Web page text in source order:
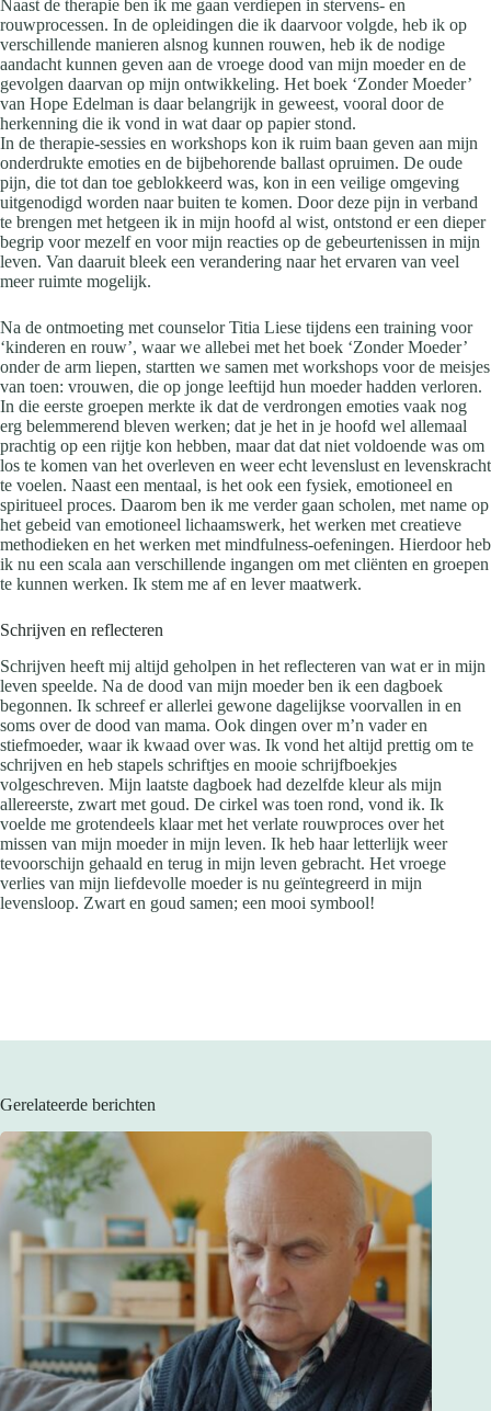
Naast de therapie ben ik me gaan verdiepen in stervens- en
rouwprocessen. In de opleidingen die ik daarvoor volgde, heb ik op
verschillende manieren alsnog kunnen rouwen, heb ik de nodige
aandacht kunnen geven aan de vroege dood van mijn moeder en de
gevolgen daarvan op mijn ontwikkeling. Het boek ‘Zonder Moeder’
van Hope Edelman is daar belangrijk in geweest, vooral door de
herkenning die ik vond in wat daar op papier stond.
In de therapie-sessies en workshops kon ik ruim baan geven aan mijn
onderdrukte emoties en de bijbehorende ballast opruimen. De oude
pijn, die tot dan toe geblokkeerd was, kon in een veilige omgeving
uitgenodigd worden naar buiten te komen. Door deze pijn in verband
te brengen met hetgeen ik in mijn hoofd al wist, ontstond er een dieper
begrip voor mezelf en voor mijn reacties op de gebeurtenissen in mijn
leven. Van daaruit bleek een verandering naar het ervaren van veel
meer ruimte mogelijk.
Na de ontmoeting met counselor Titia Liese tijdens een training voor
‘kinderen en rouw’, waar we allebei met het boek ‘Zonder Moeder’
onder de arm liepen, startten we samen met workshops voor de meisjes
van toen: vrouwen, die op jonge leeftijd hun moeder hadden verloren.
In die eerste groepen merkte ik dat de verdrongen emoties vaak nog
erg belemmerend bleven werken; dat je het in je hoofd wel allemaal
prachtig op een rijtje kon hebben, maar dat dat niet voldoende was om
los te komen van het overleven en weer echt levenslust en levenskracht
te voelen. Naast een mentaal, is het ook een fysiek, emotioneel en
spiritueel proces. Daarom ben ik me verder gaan scholen, met name op
het gebeid van emotioneel lichaamswerk, het werken met creatieve
methodieken en het werken met mindfulness-oefeningen. Hierdoor heb
ik nu een scala aan verschillende ingangen om met cliënten en groepen
te kunnen werken. Ik stem me af en lever maatwerk.
Schrijven en reflecteren
Schrijven heeft mij altijd geholpen in het reflecteren van wat er in mijn
leven speelde. Na de dood van mijn moeder ben ik een dagboek
begonnen. Ik schreef er allerlei gewone dagelijkse voorvallen in en
soms over de dood van mama. Ook dingen over m’n vader en
stiefmoeder, waar ik kwaad over was. Ik vond het altijd prettig om te
schrijven en heb stapels schriftjes en mooie schrijfboekjes
volgeschreven. Mijn laatste dagboek had dezelfde kleur als mijn
allereerste, zwart met goud. De cirkel was toen rond, vond ik. Ik
voelde me grotendeels klaar met het verlate rouwproces over het
missen van mijn moeder in mijn leven. Ik heb haar letterlijk weer
tevoorschijn gehaald en terug in mijn leven gebracht. Het vroege
verlies van mijn liefdevolle moeder is nu geïntegreerd in mijn
levensloop. Zwart en goud samen; een mooi symbool!
Gerelateerde berichten